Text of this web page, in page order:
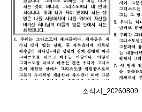
소식지_20260809